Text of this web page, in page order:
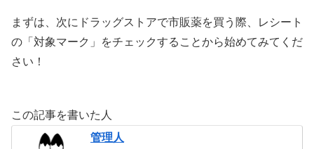
まずは、次にドラッグストアで市販薬を買う際、レシート
の「対象マーク」をチェックすることから始めてみてくだ
さい！
この記事を書いた人
管理人